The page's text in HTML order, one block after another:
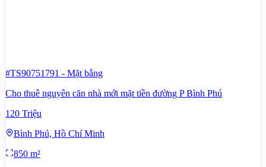
#TS90751791 - Mặt bằng
Cho thuê nguyên căn nhà mới mặt tiền đường P Bình Phú
120 Triệu
Bình Phú, Hồ Chí Minh
850 m²